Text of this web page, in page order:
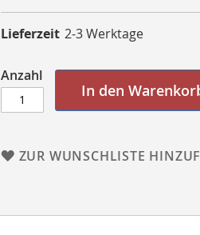
Lieferzeit 2-3 Werktage
Anzahl
In den
ZUR WUNSCHLISTE